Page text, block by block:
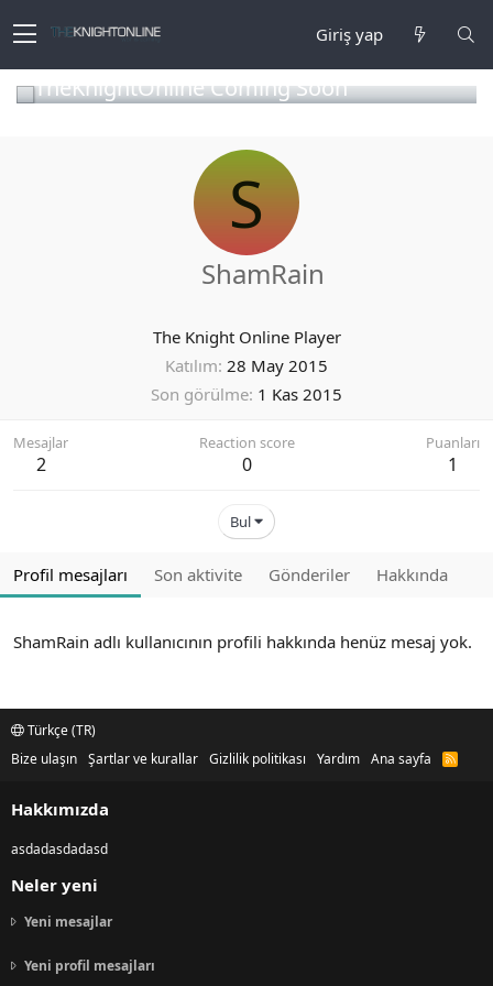
Giriş yap
TheKnightOnline Coming Soon
S
ShamRain
The Knight Online Player
Katılım 28 May 2015
Son görülme 1 Kas 2015
Mesajlar
2
Reaction score
0
Puanları
1
Bul
Profil mesajları Son aktivite Gönderiler Hakkında
ShamRain adlı kullanıcının profili hakkında henüz mesaj yok.
Türkçe (TR)
Bize ulaşın Şartlar ve kurallar Gizlilik politikası Yardım Ana sayfa
R
Hakkımızda
asdadasdadasd
Neler yeni
Yeni mesajlar
Yeni profil mesajları